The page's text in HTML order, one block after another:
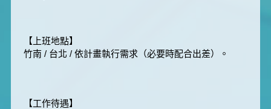
【上班地點】
竹南 / 台北 / 依計畫執行需求（必要時配合出差）。
【工作待遇】